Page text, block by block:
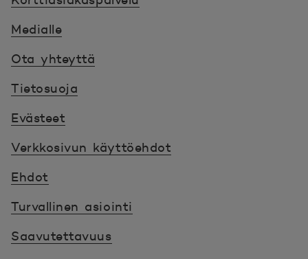
Medialle
Ota yhteyttä
Tietosuoja
Evästeet
Verkkosivun käyttöehdot
Ehdot
Turvallinen asiointi
Saavutettavuus